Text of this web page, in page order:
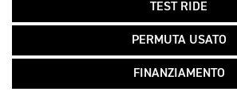
TEST RIDE
PERMUTA USATO
FINANZIAMENTO